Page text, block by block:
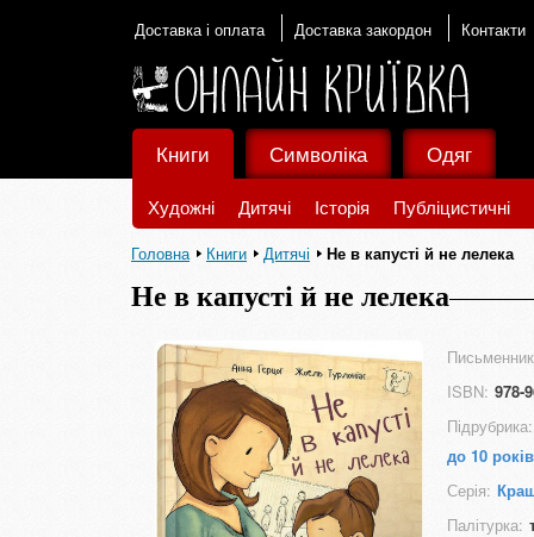
Доставка і оплата Доставка закордон Контакти
Книги
Художні Дитячі Історія Публіцистичні
Символіка Одяг
Головна Книги Дитячі Не в капусті й не лелека
Не в капусті й не лелека
ISBN: 978-
Підрубрика:
до 10 років
Серія:
Палітурка: